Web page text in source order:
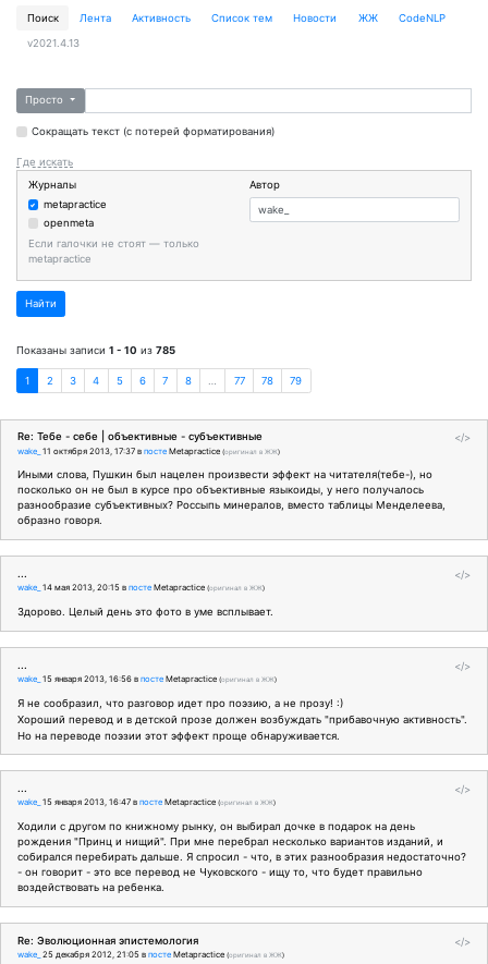
Поиск Лента Активность Cписок тем Новости ЖЖ CodeNLP
v2021.4.13
Просто
Сокращать текст (с потерей форматирования)
Где искать
Журналы
metapractice
openmeta
Если галочки не стоят — только
metapractice
Автор
Найти
Показаны записи 1 - 10 из 785
1 2 3 4 5 6 7 8 77 78 79
</>
Re: Тебе - себе | объективные - субъективные
wake_ 11 октября 2013, 17:37 в посте Metapractice (оригинал в ЖЖ)
Иными слова, Пушкин был нацелен произвести эффект на читателя(тебе-), но
посколько он не был в курсе про объективные языкоиды, у него получалось
разнообразие субъективных? Россыпь минералов, вместо таблицы Менделеева,
образно говоря.
</>
...
wake_ 14 мая 2013, 20:15 в посте Metapractice (оригинал в ЖЖ)
Здорово. Целый день это фото в уме всплывает.
</>
...
wake_ 15 января 2013, 16:56 в посте Metapractice (оригинал в ЖЖ)
Я не сообразил, что разговор идет про поэзию, а не прозу! :)
Хороший перевод и в детской прозе должен возбуждать "прибавочную активность".
Но на переводе поэзии этот эффект проще обнаруживается.
</>
...
wake_ 15 января 2013, 16:47 в посте Metapractice (оригинал в ЖЖ)
Ходили с другом по книжному рынку, он выбирал дочке в подарок на день
рождения "Принц и нищий". При мне перебрал несколько вариантов изданий, и
собирался перебирать дальше. Я спросил - что, в этих разнообразия недостаточно?
- он говорит - это все перевод не Чуковского - ищу то, что будет правильно
воздействовать на ребенка.
</>
Re: Эволюционная эпистемология
wake_ 25 декабря 2012, 21:05 в посте Metapractice (оригинал в ЖЖ)